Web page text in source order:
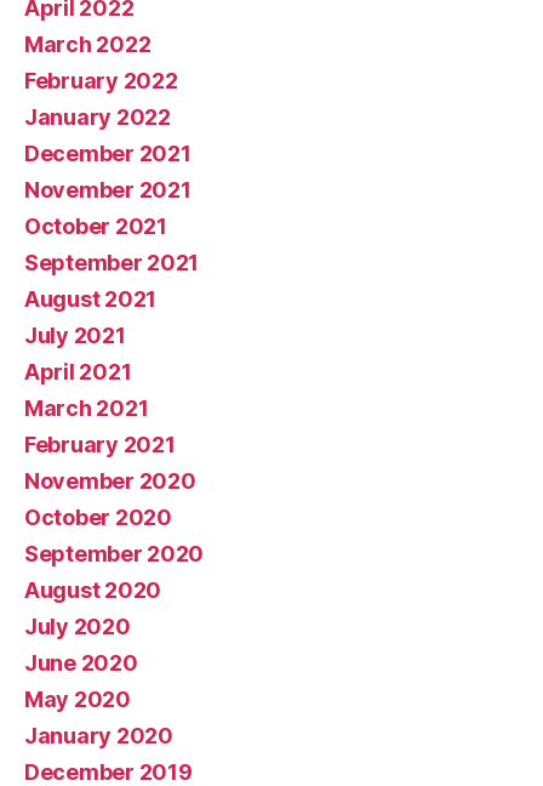
April 2022
March 2022
February 2022
January 2022
December 2021
November 2021
October 2021
September 2021
August 2021
July 2021
April 2021
March 2021
February 2021
November 2020
October 2020
September 2020
August 2020
July 2020
June 2020
May 2020
January 2020
December 2019